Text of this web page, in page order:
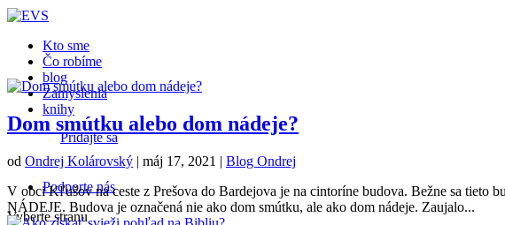
Kto sme
Čo robíme
blog
Zamyslenia
knihy
Pridajte sa
Podporte nás
Vyberte stranu
Dom smútku alebo dom nádeje?
od Ondrej Kolárovský | máj 17, 2021 | Blog Ondrej
V obci Kľušov na ceste z Prešova do Bardejova je na cintoríne budova. Bežne sa
NÁDEJE. Budova je označená nie ako dom smútku, ale ako dom nádeje. Zaujalo...